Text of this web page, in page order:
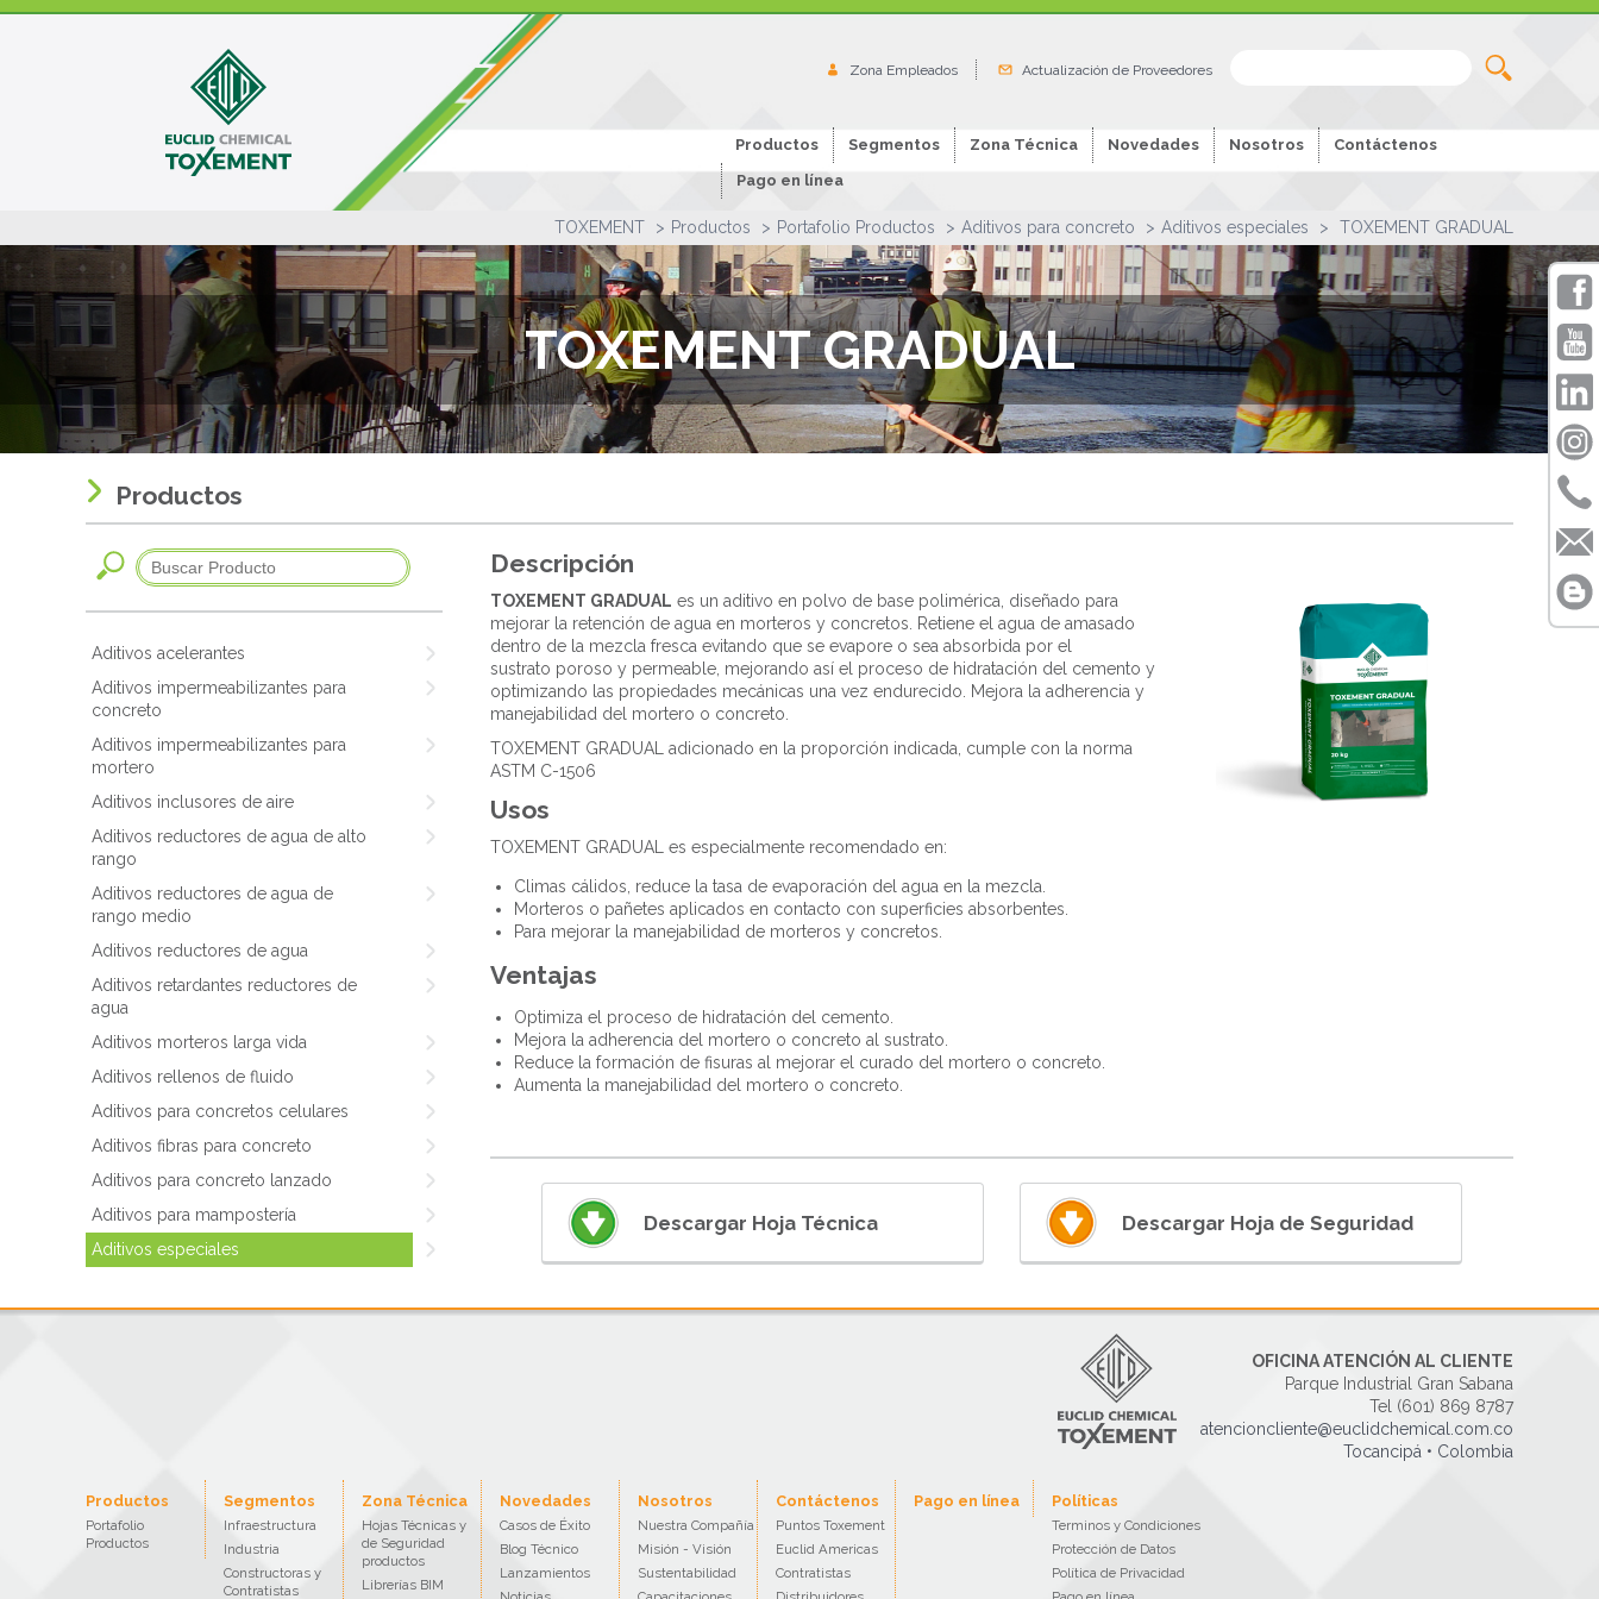
Zona Empleados Actualización de Proveedores
Productos Segmentos Zona Técnica Novedades Nosotros
Contáctenos
Pago en línea
TOXEMENT Productos Portafolio Productos Aditivos para concreto Aditivos especiales TOXEMENT GRADUAL
TOXEMENT GRADUAL
Productos
Aditivos acelerantes
Aditivos impermeabilizantes para
concreto
Aditivos impermeabilizantes para
mortero
Aditivos inclusores de aire
Aditivos reductores de agua de alto
rango
Aditivos reductores de agua de
rango medio
Aditivos reductores de agua
Aditivos retardantes reductores de
agua
Aditivos morteros larga vida
Aditivos rellenos de fluido
Aditivos para concretos celulares
Aditivos fibras para concreto
Aditivos para concreto lanzado
Aditivos para mampostería
Aditivos especiales
Descripción
TOXEMENT GRADUAL es un aditivo en polvo de base polimérica, diseñado para
mejorar la retención de agua en morteros y concretos. Retiene el agua de amasado
dentro de la mezcla fresca evitando que se evapore o sea absorbida por el
sustrato poroso y permeable, mejorando así el proceso de hidratación del cemento y
optimizando las propiedades mecánicas una vez endurecido. Mejora la adherencia y
manejabilidad del mortero o concreto.
TOXEMENT GRADUAL adicionado en la proporción indicada, cumple con la norma
ASTM C-1506
Usos
TOXEMENT GRADUAL es especialmente recomendado en:
Climas cálidos, reduce la tasa de evaporación del agua en la mezcla.
Morteros o pañetes aplicados en contacto con superficies absorbentes.
Para mejorar la manejabilidad de morteros y concretos.
Ventajas
Optimiza el proceso de hidratación del cemento.
Mejora la adherencia del mortero o concreto al sustrato.
Reduce la formación de fisuras al mejorar el curado del mortero o concreto.
Aumenta la manejabilidad del mortero o concreto.
Descargar Hoja Técnica Descargar Hoja de Seguridad
OFICINA ATENCIÓN AL CLIENTE
Parque Industrial Gran Sabana
Tel (601) 869 8787
atencioncliente@euclidchemical.com.co
Tocancipá • Colombia
Productos
Portafolio
Productos
Segmentos
Infraestructura
Industria
Constructoras y
Contratistas
Zona Técnica
Hojas Técnicas y
de Seguridad
productos
Librerías BIM
Novedades
Casos de Éxito
Blog Técnico
Lanzamientos
Nosotros
Nuestra Compañía
Misión - Visión
Sustentabilidad
Contáctenos
Puntos Toxement
Euclid Americas
Contratistas
Pago en línea Políticas
Terminos y Condiciones
Protección de Datos
Política de Privacidad